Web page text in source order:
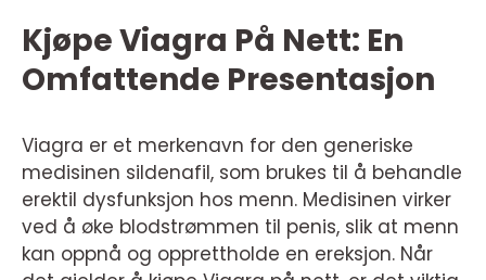
Kjøpe Viagra På Nett: En
Omfattende Presentasjon
Viagra er et merkenavn for den generiske
medisinen sildenafil, som brukes til å behandle
erektil dysfunksjon hos menn. Medisinen virker
ved å øke blodstrømmen til penis, slik at menn
kan oppnå og opprettholde en ereksjon. Når